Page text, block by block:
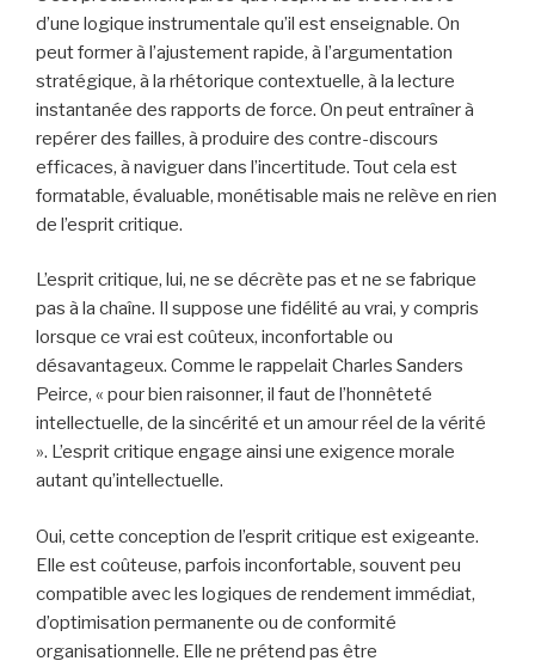
d’une logique instrumentale qu’il est enseignable. On
peut former à l’ajustement rapide, à l’argumentation
stratégique, à la rhétorique contextuelle, à la lecture
instantanée des rapports de force. On peut entraîner à
repérer des failles, à produire des contre-discours
efficaces, à naviguer dans l’incertitude. Tout cela est
formatable, évaluable, monétisable mais ne relève en rien
de l’esprit critique.
L’esprit critique, lui, ne se décrète pas et ne se fabrique
pas à la chaîne. Il suppose une fidélité au vrai, y compris
lorsque ce vrai est coûteux, inconfortable ou
désavantageux. Comme le rappelait Charles Sanders
Peirce, « pour bien raisonner, il faut de l’honnêteté
intellectuelle, de la sincérité et un amour réel de la vérité
». L’esprit critique engage ainsi une exigence morale
autant qu’intellectuelle.
Oui, cette conception de l’esprit critique est exigeante.
Elle est coûteuse, parfois inconfortable, souvent peu
compatible avec les logiques de rendement immédiat,
d’optimisation permanente ou de conformité
organisationnelle. Elle ne prétend pas être